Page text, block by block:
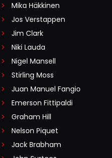
Mika Häkkinen
Jos Verstappen
Jim Clark
Niki Lauda
Nigel Mansell
Stirling Moss
Juan Manuel Fangio
Emerson Fittipaldi
Graham Hill
Nelson Piquet
Jack Brabham